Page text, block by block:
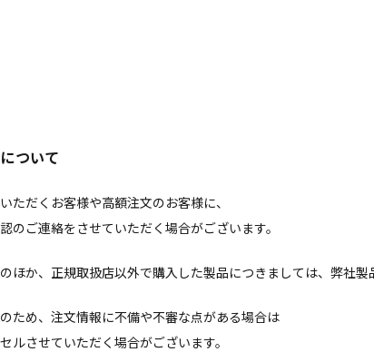
ついて
ただくお客様や高額注文のお客様に、
のご連絡をさせていただく場合がございます。
ほか、正規取扱店以外で購入した製品につきましては、弊社
ため、注文情報に不備や不審な点がある場合は
ルさせていただく場合がございます。